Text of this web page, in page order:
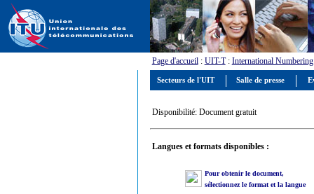
Page d'accueil: UIT-T: International Numbering
Disponibilité: Document gratuit
Langues et formats disponibles :
Pour obtenir le document,
sélectionnez le format et la langue
Secteurs de l'UIT Salle de presse